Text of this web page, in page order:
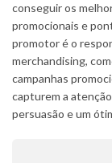
conseguir os
promocionais e
promotor é o
merchandising,
campanhas
capturem a
persuasão e um